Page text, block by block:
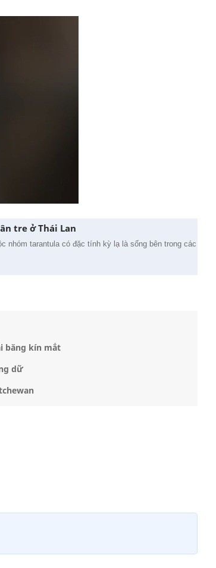
tre ở Thái Lan
nhóm tarantula có đặc tính kỳ lạ là sống bên trong các
băng kín mắt
dữ